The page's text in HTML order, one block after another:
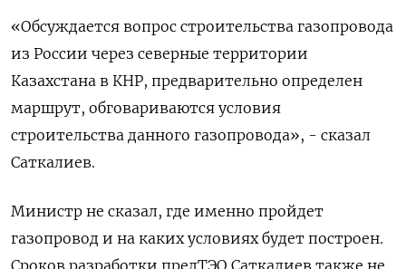
«Обсуждается вопрос строительства газопровода
из России через северные территории
Казахстана в КНР, предварительно определен
маршрут, обговариваются условия
строительства данного газопровода», - сказал
Саткалиев.
Министр не сказал, где именно пройдет
газопровод и на каких условиях будет построен.
Сроков разработки предТЭО Саткалиев также не